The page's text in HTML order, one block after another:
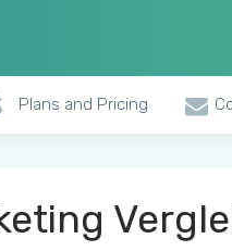
Plans and Pricing